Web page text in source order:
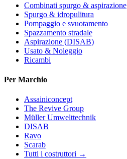
Combinati spurgo & aspirazione
Spurgo & idropulitura
Pompaggio e svuotamento
Spazzamento stradale
Aspirazione (DISAB)
Usato & Noleggio
Ricambi
Per Marchio
Assainiconcept
The Revive Group
Müller Umwelttechnik
DISAB
Ravo
Scarab
Tutti i costruttori →